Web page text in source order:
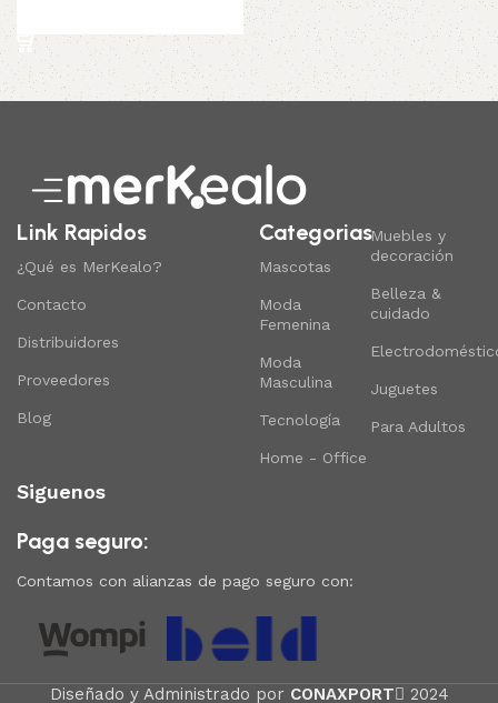
Link Rapidos
¿Qué es MerKealo?
Contacto
Distribuidores
Proveedores
Blog
Categorias
Mascotas
Moda
Femenina
Moda
Masculina
Tecnología
Home - Office
Muebles y
decoración
Belleza &
cuidado
Juguetes
Para Adultos
Siguenos
Paga seguro:
Contamos con alianzas de pago seguro con:
Diseñado y Administrado por CONAXPORT 2024